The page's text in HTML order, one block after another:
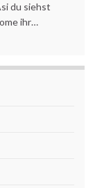
du siehst
ihr…